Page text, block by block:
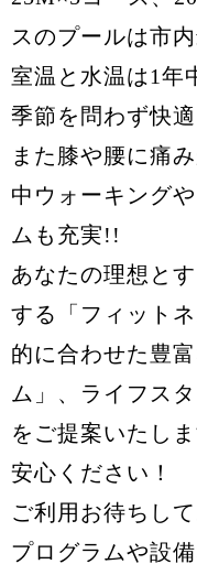
スのプールは市
室温と水温は1年
季節を問わず快
また膝や腰に痛
中ウォーキング
ムも充実!!
あなたの理想と
する「フィット
的に合わせた豊
ム」、ライフス
をご提案いたし
安心ください！
ご利用お待ちして
プログラムや設